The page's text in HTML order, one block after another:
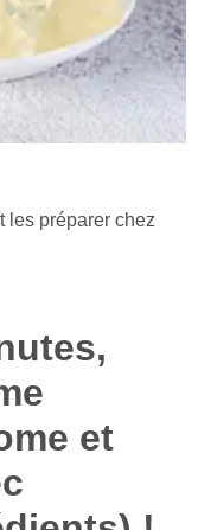
les préparer chez
et